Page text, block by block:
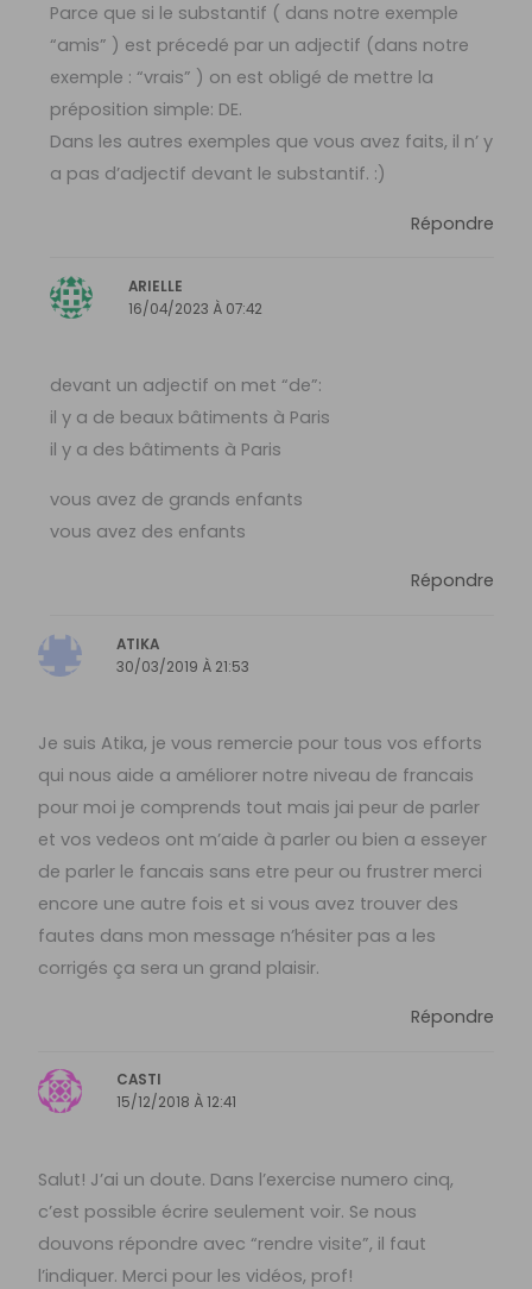
Parce que si le substantif ( dans notre exemple
“amis” ) est précedé par un adjectif (dans notre
exemple : “vrais” ) on est obligé de mettre la
préposition simple: DE.
Dans les autres exemples que vous avez faits, il n’ y
a pas d’adjectif devant le substantif. :)
Répondre
ARIELLE
16/04/2023 À 07:42
devant un adjectif on met “de”:
il y a de beaux bâtiments à Paris
il y a des bâtiments à Paris
vous avez de grands enfants
vous avez des enfants
Répondre
ATIKA
30/03/2019 À 21:53
Je suis Atika, je vous remercie pour tous vos efforts
qui nous aide a améliorer notre niveau de francais
pour moi je comprends tout mais jai peur de parler
et vos vedeos ont m’aide à parler ou bien a esseyer
de parler le fancais sans etre peur ou frustrer merci
encore une autre fois et si vous avez trouver des
fautes dans mon message n’hésiter pas a les
corrigés ça sera un grand plaisir.
Répondre
CASTI
15/12/2018 À 12:41
Salut! J’ai un doute. Dans l’exercise numero cinq,
c’est possible écrire seulement voir. Se nous
douvons répondre avec “rendre visite”, il faut
l’indiquer. Merci pour les vidéos, prof!